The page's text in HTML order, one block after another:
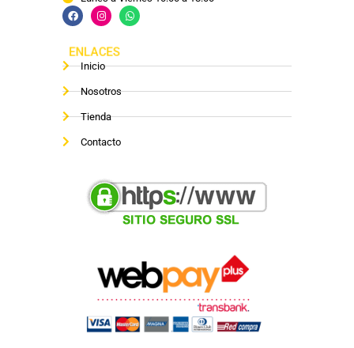
ENLACES
Inicio
Nosotros
Tienda
Contacto